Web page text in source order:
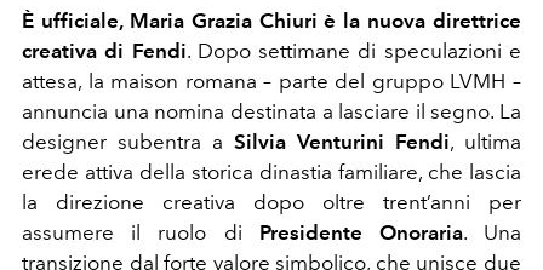
È ufficiale, Maria Grazia Chiuri è la nuova direttrice
creativa di Fendi. Dopo settimane di speculazioni e
attesa, la maison romana – parte del gruppo LVMH –
annuncia una nomina destinata a lasciare il segno. La
designer subentra a Silvia Venturini Fendi, ultima
erede attiva della storica dinastia familiare, che lascia
la direzione creativa dopo oltre trent’anni per
assumere il ruolo di Presidente Onoraria. Una
transizione dal forte valore simbolico, che unisce due